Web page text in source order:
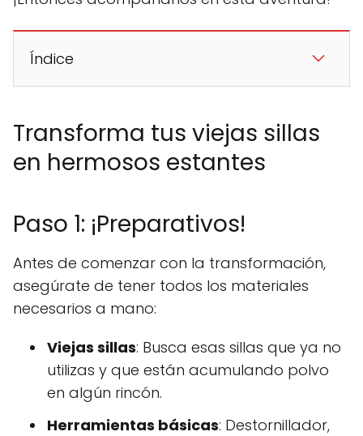
Índice
Transforma tus viejas sillas
en hermosos estantes
Paso 1: ¡Preparativos!
Antes de comenzar con la transformación,
asegúrate de tener todos los materiales
necesarios a mano:
Viejas sillas: Busca esas sillas que ya no
utilizas y que están acumulando polvo
en algún rincón.
Herramientas básicas: Destornillador,